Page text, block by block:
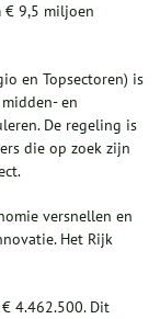
€ 9,5 miljoen
en Topsectoren) is
en
De regeling is
die op zoek zijn
versnellen en
Het Rijk
4.462.500. Dit